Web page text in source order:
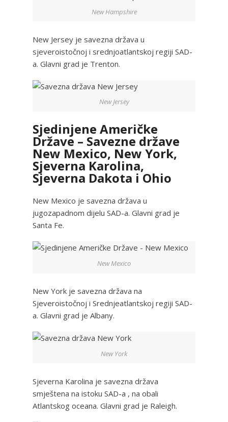
New Hampshire
New Jersey je savezna država u
sjeveroistočnoj i srednjoatlantskoj regiji SAD-
a. Glavni grad je Trenton.
New Jersey
Sjedinjene Američke
Države – Savezne države
New Mexico, New York,
Sjeverna Karolina,
Sjeverna Dakota i Ohio
New Mexico je savezna država u
jugozapadnom dijelu SAD-a. Glavni grad je
Santa Fe.
New Mexico
New York je savezna država na
Sjeveroistočnoj i Srednjeatlantskoj regiji SAD-
a. Glavni grad je Albany.
New York
Sjeverna Karolina je savezna država
smještena na istoku SAD-a , na obali
Atlantskog oceana. Glavni grad je Raleigh.